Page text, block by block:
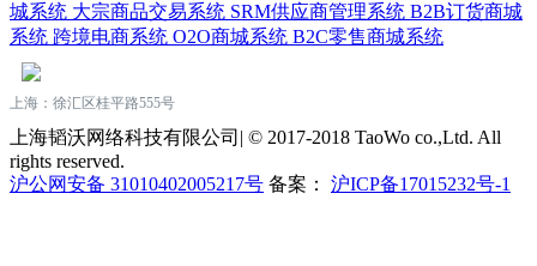
城系统 大宗商品交易系统 SRM供应商管理系统 B2B订货商城
系统 跨境电商系统 O2O商城系统 B2C零售商城系统
上海：徐汇区桂平路555号
上海韬沃网络科技有限公司| © 2017-2018 TaoWo co.,Ltd. All
rights reserved.
沪公网安备 31010402005217号 备案： 沪ICP备17015232号-1